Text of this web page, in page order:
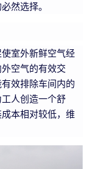
然选择。
室外新鲜空气经
空气的有效交
效排除车间内的
人创造一个舒
本相对较低，维